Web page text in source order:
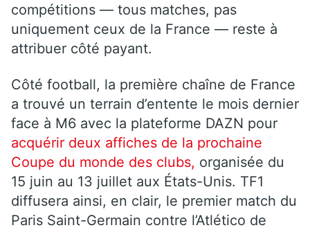
compétitions — tous matches, pas
uniquement ceux de la France — reste à
attribuer côté payant.
Côté football, la première chaîne de France
a trouvé un terrain d’entente le mois dernier
face à M6 avec la plateforme DAZN pour
acquérir deux affiches de la prochaine
Coupe du monde des clubs, organisée du
15 juin au 13 juillet aux États-Unis. TF1
diffusera ainsi, en clair, le premier match du
Paris Saint-Germain contre l’Atlético de